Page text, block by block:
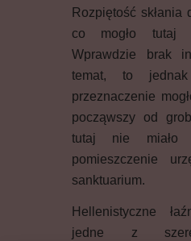
Rozpiętość skłania
co mogło tutaj
Wprawdzie brak
temat, to
przeznaczenie
począwszy od
tutaj nie miało
pomieszczenie
sanktuarium.
Hellenistyczne
jedne z